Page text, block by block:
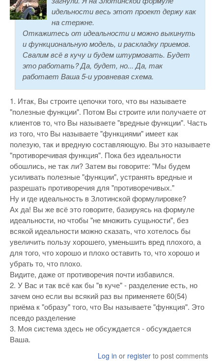
идельности весь этот проект держу как
на стержне.
Откажитесь от идеальности и можно выкинуть
и функциональную модель, и раскладку приемов.
Свалим всё в кучу и будем штурмовать. Будет
это работать? Да, будет, но... Да, так
работает Ваша 5-и уровневая схема.
1. Итак, Вы строите цепочки того, что вы называете
"полезные функции". Потом Вы строите или получаете от
клиентов то, что Вы называете "вредные функции". Часть
из того, что Вы называете "функциями" имеет как
полезую, так и вредную составляющую. Вы это называете
"противоречивая функция". Пока без идеальности
обошлись, не так ли? Затем вы говорите: "Мы будем
усиливать полезные "функции", устранять вредные и
разрешать противоречия для "противоречивых."
Ну и где идеальность в Злотинской формулировке?
Ах да! Вы же всё это говорите, базируясь на формуле
идеальности, но чтобы "не множить сущьности", без
всякой идеальности можно сказать, что хотелось бы
увеличить пользу хорошего, уменьшить вред плохого, а
для того, что хорошо и плохо оставить то, что хорошо и
убрать то, что плохо.
Видите, даже от противоречия почти избавился.
2. У Вас и так всё как бы "в куче" - разделение есть, но
зачем оно если вы всякий раз вы применяете 60(54)
приёма к "образу" того, что Вы называете "функция". Это
псевдо разделение
3. Моя система здесь не обсуждается - обсуждается
Ваша.
Log in or register to post comments